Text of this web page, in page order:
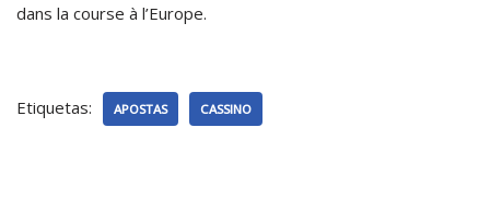
dans la course à l’Europe.
Etiquetas: APOSTAS CASSINO